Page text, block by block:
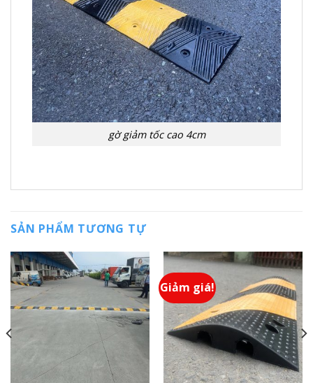
gờ giảm tốc cao 4cm
SẢN PHẨM TƯƠNG TỰ
Giảm giá!